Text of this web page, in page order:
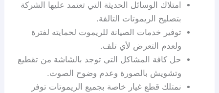
امتلاك الوسائل الحديثة التي تعتمد عليها الشركة
بتصليح الريموتات التالفة.
توفير خدمات الصيانة للريموت لحمايته لفترة
ولعدم التعرض لأي تلف.
حل كافة المشاكل التي توجد بالشاشة من تقطيع
وتشويش بالصورة وعدم وضوح الصوت.
نمتلك قطع غيار خاصة بجميع الريموتات توفر